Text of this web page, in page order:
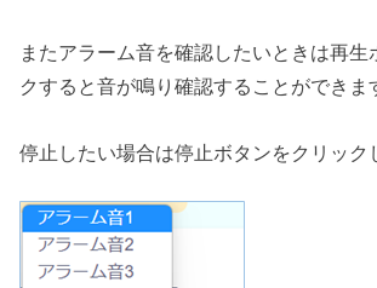
またアラーム音を確認したいときは再生
クすると音が鳴り確認することができま
停止したい場合は停止ボタンをクリック